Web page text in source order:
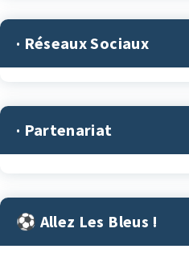
· Réseaux Sociaux
· Partenariat
⚽︎ Allez Les Bleus !